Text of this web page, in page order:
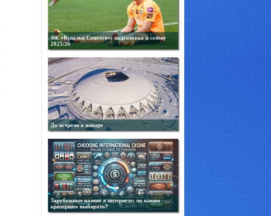
ФК «Крылья Советов»: подготовка к сезону
2025/26
До встречи в январе
Зарубежные казино в интернете: по каким
критериям выбирать?